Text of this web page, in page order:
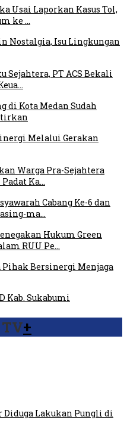
Usai Laporkan Kasus Tol,
ke …
Nostalgia, Isu Lingkungan
Sejahtera, PT ACS Bekali
di Kota Medan Sudah
Melalui Gerakan
Warga Pra-Sejahtera
Ka…
Cabang Ke-6 dan
ma…
Hukum Green
RUU Pe…
Pihak Bersinergi Menjaga
+